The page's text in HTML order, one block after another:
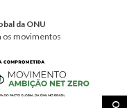
da ONU
os movimentos